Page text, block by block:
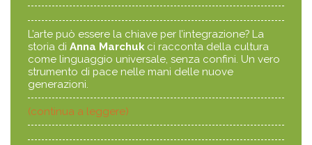
L’arte può essere la chiave per l’integrazione? La
storia diAnna Marchukci racconta della cultura
come linguaggio universale, senza confini. Un vero
strumento di pace nelle mani delle nuove
generazioni.
(continua a leggere)